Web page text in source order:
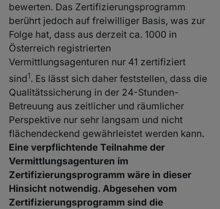
bewerten. Das Zertifizierungsprogramm
berührt jedoch auf freiwilliger Basis, was zur
Folge hat, dass aus derzeit ca. 1000 in
Österreich registrierten
Vermittlungsagenturen nur 41 zertifiziert
sind1. Es lässt sich daher feststellen, dass die
Qualitätssicherung in der 24-Stunden-
Betreuung aus zeitlicher und räumlicher
Perspektive nur sehr langsam und nicht
flächendeckend gewährleistet werden kann.
Eine verpflichtende Teilnahme der
Vermittlungsagenturen im
Zertifizierungsprogramm wäre in dieser
Hinsicht notwendig. Abgesehen vom
Zertifizierungsprogramm sind die